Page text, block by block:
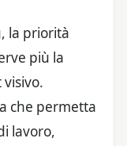
la priorità
più la
che permetta
lavoro,